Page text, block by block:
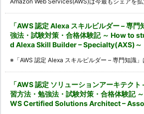
「AWS 認定 Alexa スキルビルダー – 専
強法・試験対策・合格体験記 ～ How to
d Alexa Skill Builder – Specialty(AXS)～
※「AWS 認定 Alexa スキルビルダー – 専門知識
「AWS 認定 ソリューションアーキテク
習方法・勉強法・試験対策・合格体験記
WS Certified Solutions Architect –